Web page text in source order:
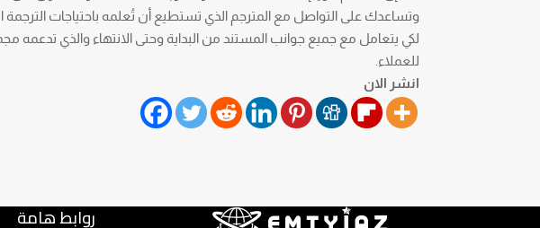
وتساعدك على التواصل مع المترجم الذي تستطيع أن تُعلمه باحتياجات الترجمة
لكي يتعامل مع جميع جوانب المستند من البداية وحتى الانتهاء والذي تدعمه
للعملاء.
انشر الان
روابط هامة